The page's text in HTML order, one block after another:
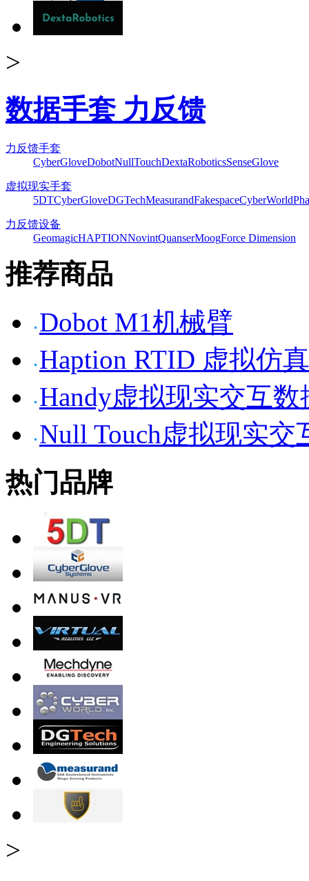
>
数据手套 力反馈
力反馈手套
CyberGloveDobotNullTouchDextaRoboticsSenseGlove
虚拟现实手套
5DTCyberGloveDGTechMeasurandFakespaceCyberWorld
力反馈设备
GeomagicHAPTIONNovintQuanserMoogForce Dimension
推荐商品
Dobot M1机械臂
Haption RTID 虚拟仿
Handy虚拟现实交互数
Null Touch虚拟现实交
热门品牌
>